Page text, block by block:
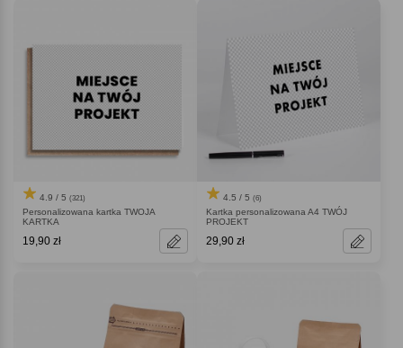
4.9 / 5 (321)
Personalizowana kartka TWOJA
KARTKA
19,90 zł
4.5 / 5 (6)
Kartka personalizowana A4 TWÓJ
PROJEKT
29,90 zł